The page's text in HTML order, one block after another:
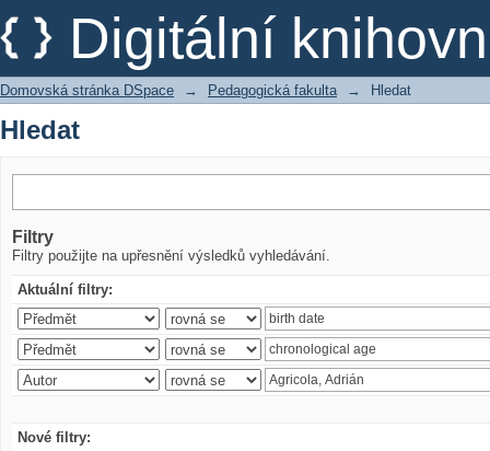
Digitální
Hledat
Domovská stránka DSpace → Pedagogická fakulta → Hledat
Hledat
Filtry
Filtry použijte na upřesnění výsledků vyhledávání.
Aktuální filtry:
Nové filtry: